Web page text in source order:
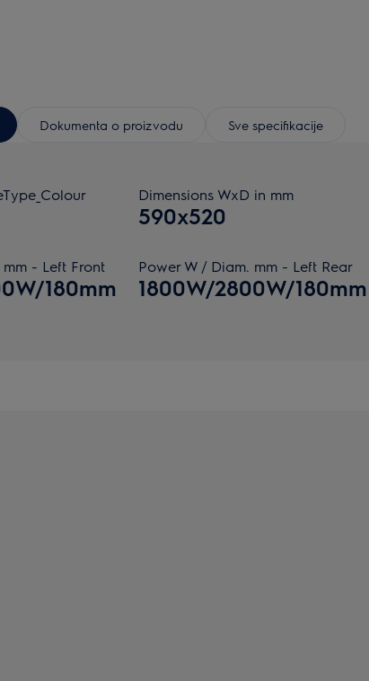
Dokumenta o proizvodu Sve specifikacije
Dimensions WxD in mm
590x520
- Left Front
180mm
Power W / Diam. mm - Left Rear
1800W/2800W/180mm